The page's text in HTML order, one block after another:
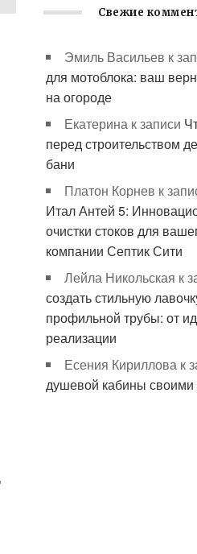
Свежие
Эмиль Васильев к
для мотоблока: ваш
на огороде
Екатерина к записи
перед строительством
бани
Платон Корнев к
Итал Антей 5:
очистки стоков для
компании Септик Сити
Лейла Никольская к
создать стильную
профильной трубы: от
реализации
Есения Кириллова к
душевой кабины своими